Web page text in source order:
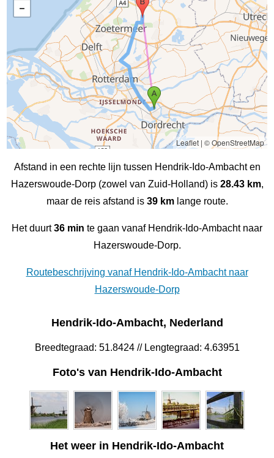
Leaflet| © OpenStreetMap
Afstand in een rechte lijn tussen Hendrik-Ido-Ambacht en
Hazerswoude-Dorp (zowel van Zuid-Holland) is 28.43 km,
maar de reis afstand is 39 kmlange route.
Het duurt36 min te gaan vanaf Hendrik-Ido-Ambacht naar
Hazerswoude-Dorp.
Routebeschrijving vanaf Hendrik-Ido-Ambacht naar
Hazerswoude-Dorp
Hendrik-Ido-Ambacht, Nederland
Breedtegraad: 51.8424 // Lengtegraad: 4.63951
Foto's van Hendrik-Ido-Ambacht
Het weer in Hendrik-Ido-Ambacht